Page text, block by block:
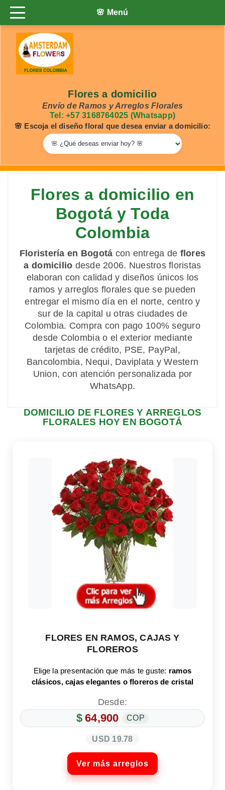
Flores a domicilio
Envío de Ramos y Arreglos Florales
Tel: +57 3168764025 (Whatsapp)
🌸 Escoja el diseño floral que desea enviar a domicilio:
🌸 Menú
Flores a domicilio en
Bogotá y Toda
Colombia
Floristería en Bogotá con entrega de flores
a domicilio desde 2006. Nuestros floristas
elaboran con calidad y diseños únicos los
ramos y arreglos florales que se pueden
entregar el mismo día en el norte, centro y
sur de la capital u otras ciudades de
Colombia. Compra con pago 100% seguro
desde Colombia o el exterior mediante
tarjetas de crédito, PSE, PayPal,
Bancolombia, Nequi, Daviplata y Western
Union, con atención personalizada por
WhatsApp.
DOMICILIO DE FLORES Y ARREGLOS
FLORALES HOY EN BOGOTÁ
FLORES EN RAMOS, CAJAS Y
FLOREROS
Elige la presentación que más te guste: ramos
clásicos, cajas elegantes o floreros de cristal
Desde:
$ 64,900 COP
USD 19.78
Ver más arreglos